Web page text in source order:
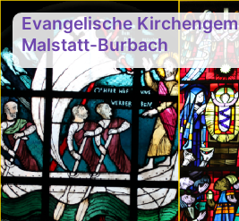
Evangelische
Malstatt-Burbach